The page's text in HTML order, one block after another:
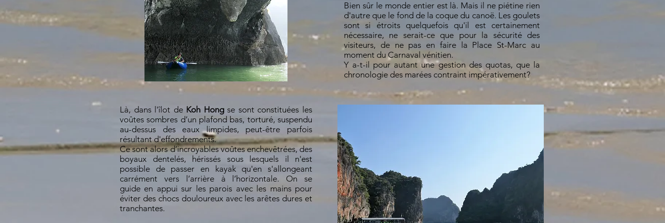
Là, dans l'îlot de Koh Hongse sont constituées les
voûtes sombres d’un plafond bas, torturé, suspendu
au-dessus des eaux limpides, peut-être parfois
résultant d'effondrements.
Ce sont alorsd’incroyables voûtes enchevêtrées, des
boyaux dentelés, hérissés sous lesquels il n'est
possible de passer en kayak qu'en s'allongeant
carrément vers l’arrière à l’horizontale. On se
guide en appui sur les parois avec les mains pour
éviter des chocs douloureux avec les arêtes dures et
tranchantes.
Bien sûr le monde entier est là. Mais il ne piétine rien
d'autre que le fond de la coque du canoë. Les goulets
sont si étroits quelquefois qu'il est certainement
nécessaire, ne serait-ce que pour la sécurité des
visiteurs, de ne pas en faire la Place St-Marc au
moment du Carnaval vénitien.
Y a-t-il pour autant une gestion des quotas, que la
chronologie des marées contraint impérativement?